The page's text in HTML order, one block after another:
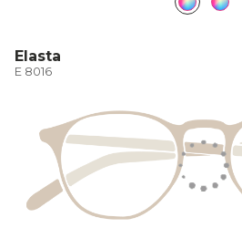
Elasta
E 8016